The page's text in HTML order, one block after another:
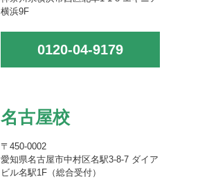
横浜9F
0120-04-9179
名古屋校
〒450-0002
愛知県名古屋市中村区名駅3-8-7 ダイア
ビル名駅1F（総合受付）